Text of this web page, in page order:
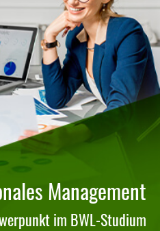
Management
im BWL-Studium